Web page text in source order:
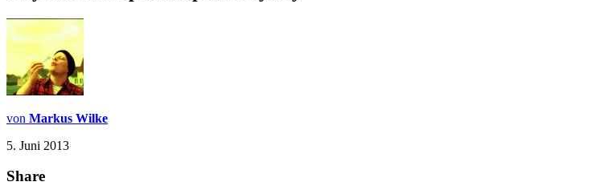
von Markus Wilke
5. Juni 2013
Share